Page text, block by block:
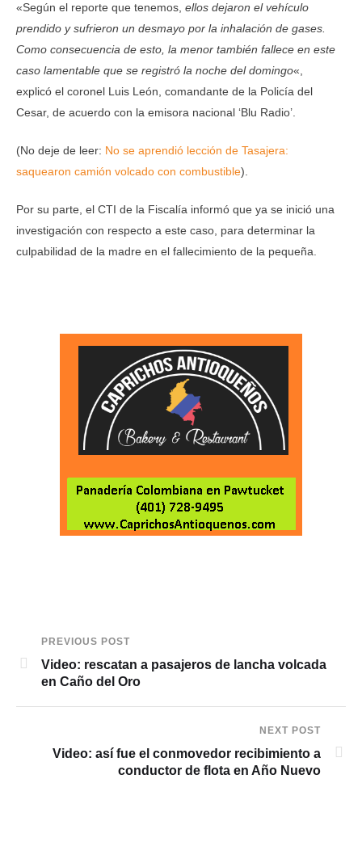
«Según el reporte que tenemos, ellos dejaron el vehículo
prendido y sufrieron un desmayo por la inhalación de gases.
Como consecuencia de esto, la menor también fallece en este
caso lamentable que se registró la noche del domingo«,
explicó el coronel Luis León, comandante de la Policía del
Cesar, de acuerdo con la emisora nacional ‘Blu Radio’.
(No deje de leer: No se aprendió lección de Tasajera:
saquearon camión volcado con combustible).
Por su parte, el CTI de la Fiscalía informó que ya se inició una
investigación con respecto a este caso, para determinar la
culpabilidad de la madre en el fallecimiento de la pequeña.
PREVIOUS POST
Video: rescatan a pasajeros de lancha volcada
en Caño del Oro
NEXT POST
Video: así fue el conmovedor recibimiento a
conductor de flota en Año Nuevo